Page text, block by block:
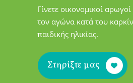
Γίνετε οικονομικοί
τον αγώνα κατά του
παιδικής ηλικίας.
Στηρίξτε μας